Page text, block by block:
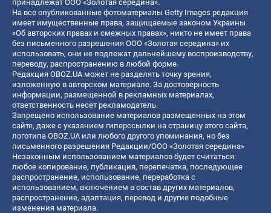
принадлежат ООО «Золотая середина».
На все опубликованные фотоматериалы Getty Images редакция
имеет имущественные права, защищаемые законом Украины
«Об авторских правах и смежных правах», никто не имеет права
без письменного разрешения ООО «Золотая середина» их
использовать, они не подлежат дальнейшему воспроизводству,
переводу, распространению в любой форме.
Редакция OBOZ.UA может не разделять точку зрения,
изложенную в авторском материале. За достоверность
информации, размещенной в рекламных материалах,
ответственность несет рекламодатель.
Запрещено использование материалов размещенных на этом
сайте, даже с указанием гиперссылки на страницу этого сайта,
логотипа OBOZ.UA или любого другого упоминания, но без
письменного разрешения Редакции/ООО «Золотая середина»
Незаконным использованием материалов будет считаться:
любое копирование, публикация, перепечатка, последующее
распространение, использование, переработка с
использованием, включением в состав других материалов,
распространение, адаптация, перевод и другие подобные
изменения материала.